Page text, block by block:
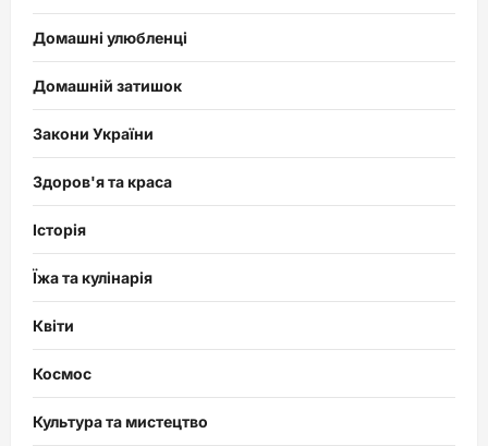
Домашні улюбленці
Домашній затишок
Закони України
Здоров'я та краса
Історія
Їжа та кулінарія
Квіти
Космос
Культура та мистецтво